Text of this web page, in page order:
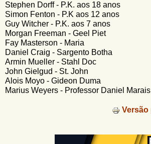
Stephen Dorff - P.K. aos 18 anos
Simon Fenton - P.K aos 12 anos
Guy Witcher - P.K. aos 7 anos
Morgan Freeman - Geel Piet
Fay Masterson - Maria
Daniel Craig - Sargento Botha
Armin Mueller - Stahl Doc
John Gielgud - St. John
Alois Moyo - Gideon Duma
Marius Weyers - Professor Daniel Marais
Versão